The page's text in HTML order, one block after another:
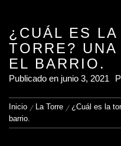
¿CUÁL ES
TORRE?
EL BARRIO.
Publicado en junio 3, 2021
Inicio La Torre
¿Cuál es la
barrio.